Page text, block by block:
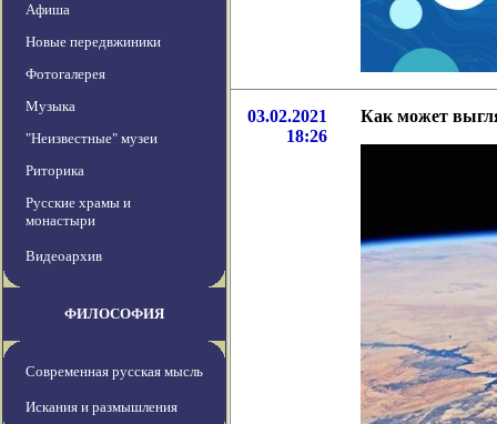
Афиша
Новые передвжиники
Фотогалерея
Музыка
"Неизвестные" музеи
Риторика
Русские храмы и
монастыри
Видеоархив
ФИЛОСОФИЯ
Современная русская мысль
Искания и размышления
03.02.2021
18:26
Как может